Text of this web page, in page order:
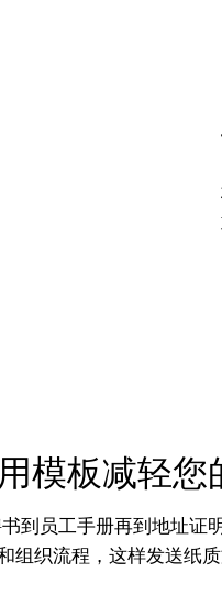
模板减轻您
到员工手册再到地址
组织流程，这样发送纸质